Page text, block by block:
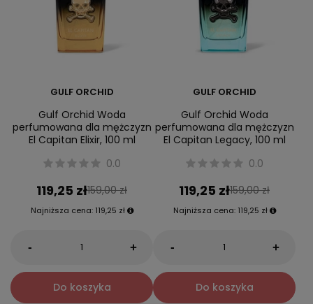
GULF ORCHID
Gulf Orchid Woda
perfumowana dla mężczyzn
El Capitan Elixir, 100 ml
0.0
119,25 zł159,00 zł
Najniższa cena: 119,25 zł
- +
Do koszyka
GULF ORCHID
Gulf Orchid Woda
perfumowana dla mężczyzn
El Capitan Legacy, 100 ml
0.0
119,25 zł159,00 zł
Najniższa cena: 119,25 zł
- +
Do koszyka